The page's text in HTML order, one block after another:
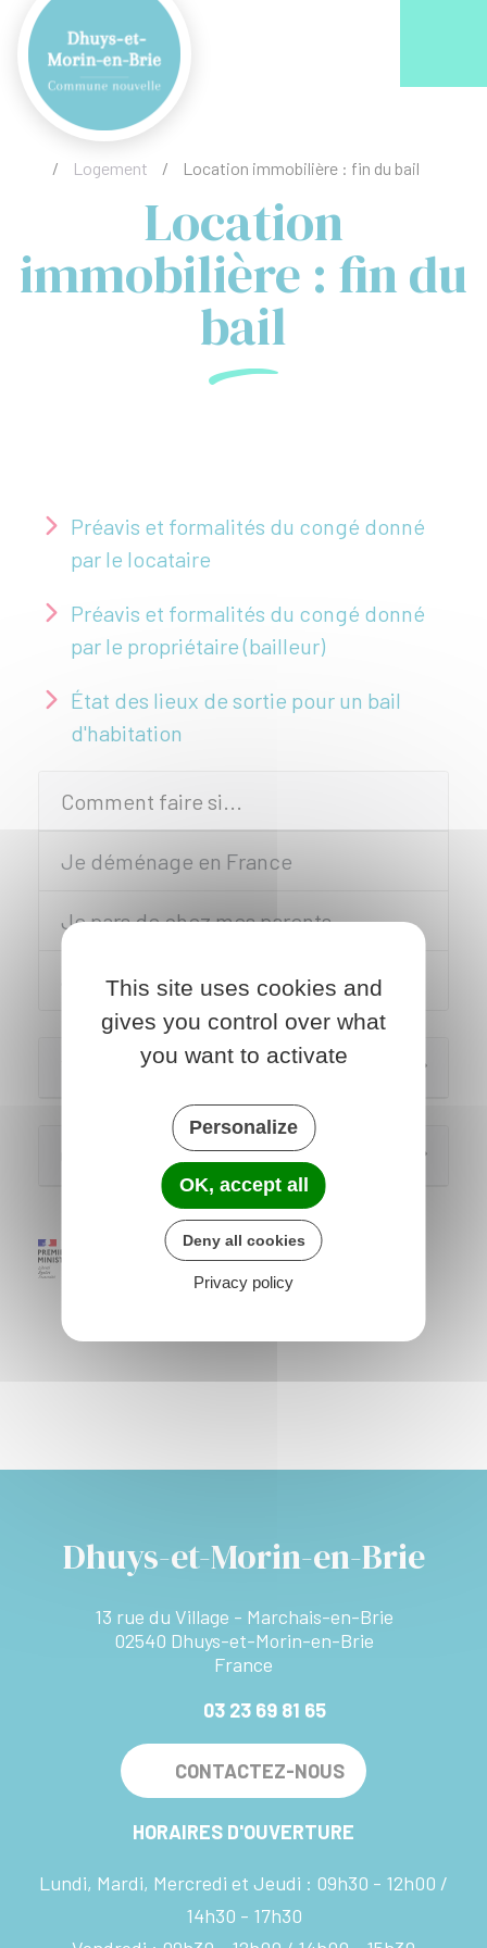
/ Logement / Location immobilière : fin du bail
Location
immobilière : fin du
bail
Préavis et formalités du congé donné
par le locataire
Préavis et formalités du congé donné
par le propriétaire (bailleur)
État des lieux de sortie pour un bail
d'habitation
Comment faire si...
Je déménage en France
Je pars de chez mes parents
J'achète un logement
Voir aussi
Questions ? Réponses !
Dhuys-et-Morin-en-Brie
13 rue du Village - Marchais-en-Brie
02540 Dhuys-et-Morin-en-Brie
France
03 23 69 81 65
CONTACTEZ-NOUS
HORAIRES D'OUVERTURE
Lundi, Mardi, Mercredi et Jeudi : 09h30 - 12h00
14h30 - 17h30
This site uses cookies and
gives you control over what
you want to activate
Personalize
OK, accept all
Deny all cookies
Privacy policy